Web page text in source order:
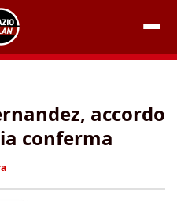
accordo
conferma